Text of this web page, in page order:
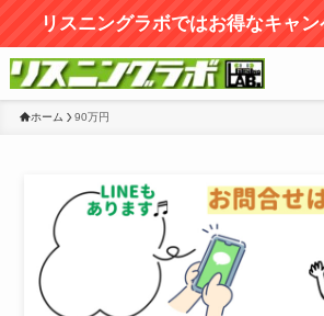
リスニングラボではお得なキャ
ホーム 90万円